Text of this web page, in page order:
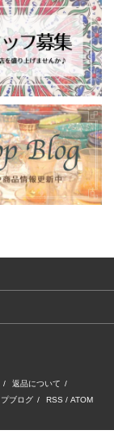
/ 返品について /
ブログ / RSS / ATOM